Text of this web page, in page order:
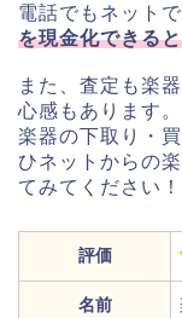
電話でもネット
を現金化できる
また、査定も楽
心感もあります。
楽器の下取り・
ひネットからの
てみてください！
評価
名前